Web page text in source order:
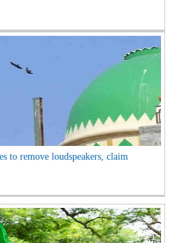
to remove loudspeakers, claim